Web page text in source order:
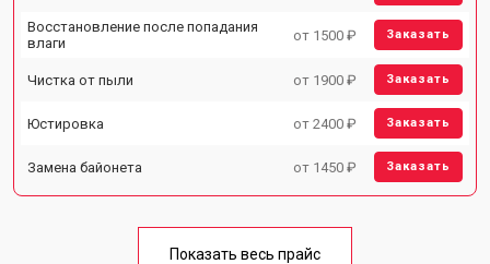
Восстановление после попадания
влаги
от 1500 ₽ Заказать
Чистка от пыли от 1900 ₽ Заказать
Юстировка от 2400 ₽ Заказать
Замена байонета от 1450 ₽ Заказать
Показать весь прайс